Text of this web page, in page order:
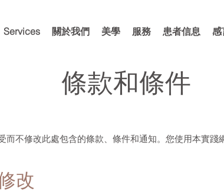
Services 關於我們 美學 服務 患者信息 感
條款和條件
而不修改此處包含的條款、條件和通知。您使用本實踐
改